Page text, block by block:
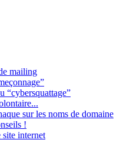
mailing
“cybersquattage”
sur les noms de domaine
!
internet